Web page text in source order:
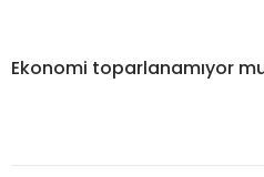
Ekonomi toparlanamıyor